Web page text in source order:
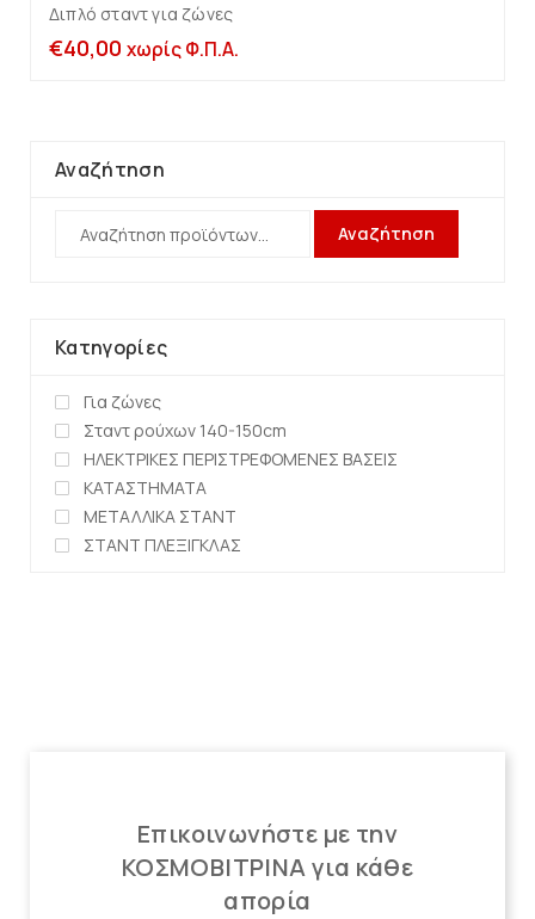
Διπλό σταντ για ζώνες
€40,00 χωρίς Φ.Π.Α.
Αναζήτηση
Αναζήτηση
Κατηγορίες
Για ζώνες
Σταντ ρούχων 140-150cm
ΗΛΕΚΤΡΙΚΕΣ ΠΕΡΙΣΤΡΕΦΟΜΕΝΕΣ ΒΑΣΕΙΣ
ΚΑΤΑΣΤΗΜΑΤΑ
ΜΕΤΑΛΛΙΚΑ ΣΤΑΝΤ
ΣΤΑΝΤ ΠΛΕΞΙΓΚΛΑΣ
Επικοινωνήστε με την
ΚΟΣΜΟΒΙΤΡΙΝΑ για κάθε
απορία